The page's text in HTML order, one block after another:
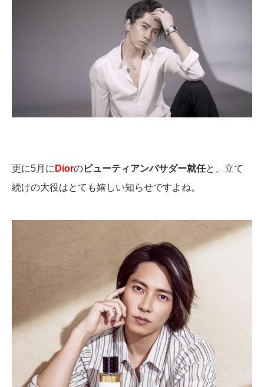
更に5月に Diorのビューティアンバサダー就任と、立て
続けの大役はとても嬉しい知らせですよね。